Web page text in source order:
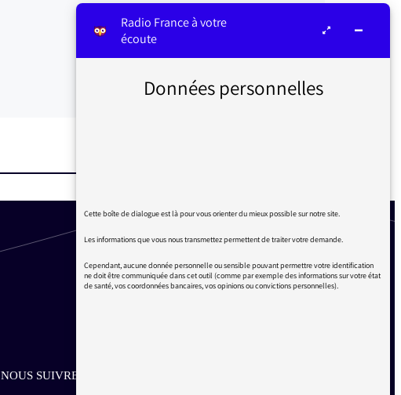
NOUS SUIVRE SUR LES RÉSEAUX
Radio France à votre
écoute
Données personnelles
Cette boîte de dialogue est là pour vous orienter du mieux possible sur notre site.
Les informations que vous nous transmettez permettent de traiter votre demande.
Cependant, aucune donnée personnelle ou sensible pouvant permettre votre identification
ne doit être communiquée dans cet outil (comme par exemple des informations sur votre état
de santé, vos coordonnées bancaires, vos opinions ou convictions personnelles).